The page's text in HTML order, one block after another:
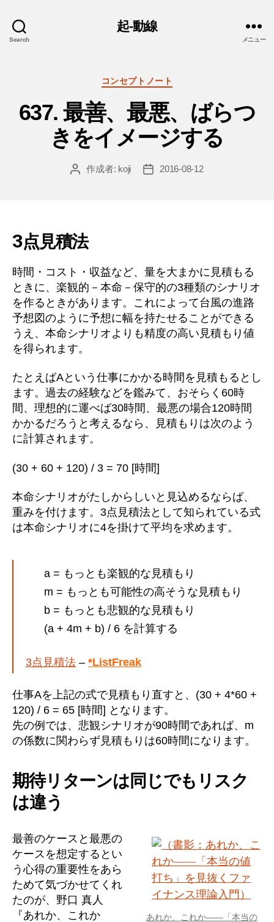
Search
起-動線
メニュー
カ
ゴ
リ
ー
コンセプトノート
637. 最善、最悪、ばらつ
きをイメージする
投
作成者: koji
投
2016-08-12
3点見積法
時間・コスト・収益など、量を大まかに見積もる
ときに、楽観的－本命－保守的の3種類のシナリオ
を作るときがあります。これによって台風の進路
予想図のように予想に幅を持たせることができる
うえ、本命シナリオよりも精度の高い見積もり値
を得られます。
たとえばAという仕事にかかる時間を見積もるとし
ます。過去の経験などを鑑みて、おそらく60時
間、理想的に運べば30時間、最悪の場合120時間
かかるだろうと考えるなら、見積もりは次のよう
に計算されます。
(30 + 60 + 120) / 3 = 70 [時間]
本命シナリオがたしからしいと見込めるならば、
重みを付けます。3点見積法として知られている式
は本命シナリオに4を掛けて平均を求めます。
a = もっとも楽観的な見積もり
m = もっとも可能性の高そうな見積もり
b = もっとも悲観的な見積もり
(a + 4m + b) / 6 を計算する
3点見積法 – *ListFreak
仕事Aを上記の式で見積もり直すと、(30 + 4*60 +
120) / 6 = 65 [時間] となります。
先の例では、悲観シナリオが90時間であれば、m
の係数に関わらず見積もりは60時間になります。
期待リターンは同じでもリスク
は違う
あれか、これか――「本当の
最善のケースと最悪の
ケースを想定するとい
う心得の重要性をあら
ためて気づかせてくれ
たのが、野口 真人
『あれか、これか